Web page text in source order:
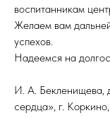
воспитанникам
Желаем вам
успехов.
Надеемся на
И. А.
сердца», г.